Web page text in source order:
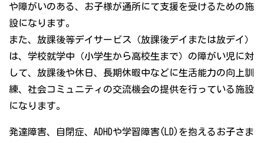
や障がいのある、お子様が通所にて支援を受けるための施
設になります。
また、放課後等デイサービス（放課後デイまたは放デイ）
は、学校就学中（小学生から高校生まで）の障がい児に対
して、放課後や休日、長期休暇中などに生活能力の向上訓
練、社会コミュニティの交流機会の提供を行っている施設
になります。
発達障害、自閉症、ADHDや学習障害(LD)を抱えるお子さま